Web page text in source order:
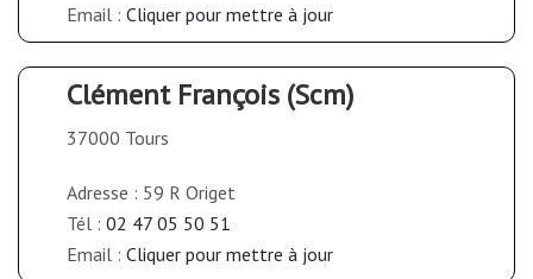
Email : Cliquer pour mettre à jour
Clément François (Scm)
37000 Tours
Adresse : 59 R Origet
Tél : 02 47 05 50 51
Email : Cliquer pour mettre à jour